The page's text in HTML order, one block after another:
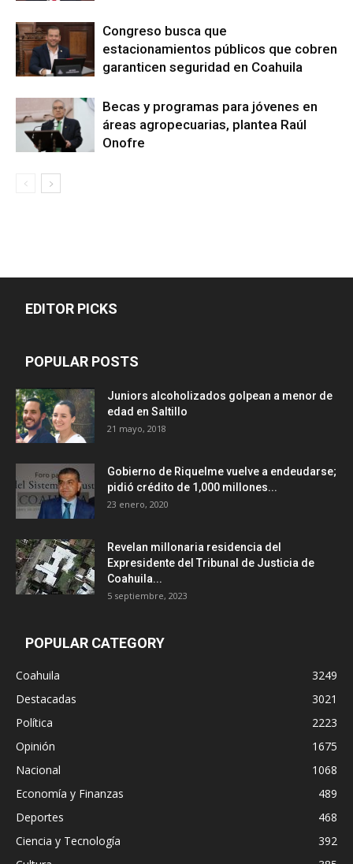
Congreso busca que
estacionamientos públicos que cobren
garanticen seguridad en Coahuila
Becas y programas para jóvenes en
áreas agropecuarias, plantea Raúl
Onofre
EDITOR PICKS
POPULAR POSTS
Juniors alcoholizados golpean a menor de
edad en Saltillo
21 mayo, 2018
Gobierno de Riquelme vuelve a endeudarse;
pidió crédito de 1,000 millones...
23 enero, 2020
Revelan millonaria residencia del
Expresidente del Tribunal de Justicia de
Coahuila...
5 septiembre, 2023
POPULAR CATEGORY
Coahuila
3249
Destacadas
3021
Política
2223
Opinión
1675
Nacional
1068
Economía y Finanzas
489
Deportes
468
Ciencia y Tecnología
392